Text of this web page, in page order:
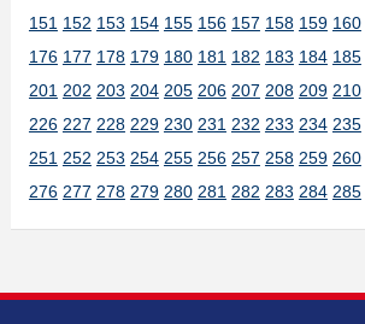
151 152 153 154 155 156 157 158 159 160
176 177 178 179 180 181 182 183 184 185
201 202 203 204 205 206 207 208 209 210
226 227 228 229 230 231 232 233 234 235
251 252 253 254 255 256 257 258 259 260
276 277 278 279 280 281 282 283 284 285